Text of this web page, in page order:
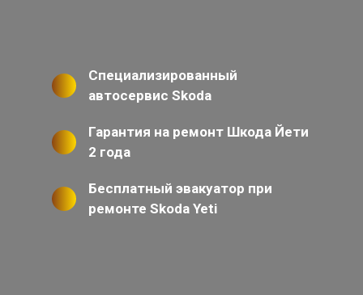
Специализированный
автосервис Skoda
Гарантия на ремонт Шкода Йети
2 года
Бесплатный эвакуатор при
ремонте Skoda Yeti